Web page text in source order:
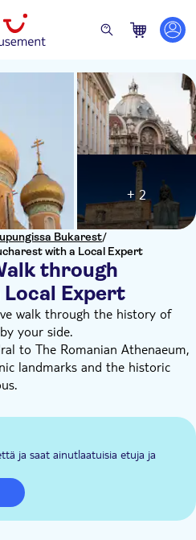
Bukarest/
with a Local Expert
through
Expert
+ 2
walk through the history of
your side.
to The Romanian Athenaeum,
landmarks and the historic
starting as a small fortress in
through periods of Ottoman,
impacted modern-day
how its dialect, a form of
Turkish, and other languages,
comes alive, making this
ja saat ainutlaatuisia etuja ja